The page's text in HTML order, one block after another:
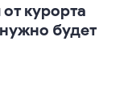
курорта
будет